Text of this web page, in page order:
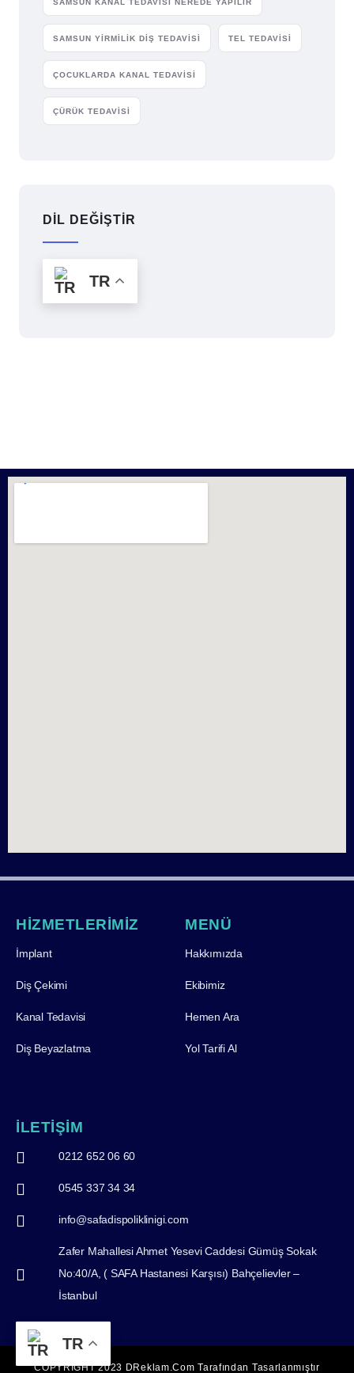
SAMSUN KANAL TEDAVISI NEREDE YAPILIR
SAMSUN YIRMILIK DIŞ TEDAVISI TEL TEDAVISI
ÇOCUKLARDA KANAL TEDAVISI
ÇÜRÜK TEDAVISI
DİL DEĞİŞTİR
TR
HİZMETLERİMİZ
İmplant
Diş Çekimi
Kanal Tedavisi
Diş Beyazlatma
MENÜ
Hakkımızda
Ekibimiz
Hemen Ara
Yol Tarifi Al
İLETİŞİM
0212 652 06 60
0545 337 34 34
info@safadispoliklinigi.com
Zafer Mahallesi Ahmet Yesevi Caddesi Gümüş Sokak
No:40/A, ( SAFA Hastanesi Karşısı) Bahçelievler –
İstanbul
COPYRIGHT 2023 DReklam.com Tarafından Tasarlanmıştır
TR